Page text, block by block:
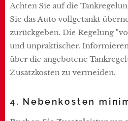
Achten Sie auf die
Sie das Auto vollgetankt
zurückgeben. Die Regelung
und unpraktischer.
über die angebotene
Zusatzkosten zu vermeiden.
4. Nebenkosten